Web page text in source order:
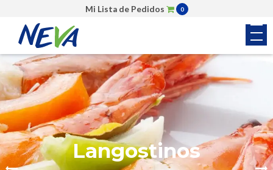
Mi Lista de Pedidos 0
Langostinos
Colas de Camarón